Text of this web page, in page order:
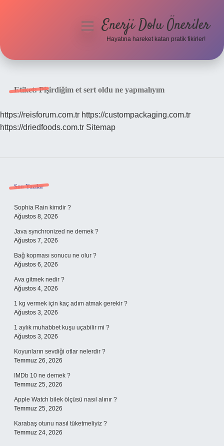
Hakkımızda
menüyüEnerji Dolu Öneriler
Hayatına hareket katan pratik fikirler!
Etiket:Pişirdiğim et sert oldu ne yapmalıyım
https://reisforum.com.tr https://custompackaging.com.tr
https://driedfoods.com.tr Sitemap
Sidebar
Son Yazılar
Sophia Rain kimdir ?
Ağustos 8, 2026
Java synchronized ne demek ?
Ağustos 7, 2026
Bağ kopması sonucu ne olur ?
Ağustos 6, 2026
Ava gitmek nedir ?
Ağustos 4, 2026
1 kg vermek için kaç adım atmak gerekir ?
Ağustos 3, 2026
1 aylık muhabbet kuşu uçabilir mi ?
Ağustos 3, 2026
Koyunların sevdiği otlar nelerdir ?
Temmuz 26, 2026
IMDb 10 ne demek ?
Temmuz 25, 2026
Apple Watch bilek ölçüsü nasıl alınır ?
Temmuz 25, 2026
Karabaş otunu nasıl tüketmeliyiz ?
Temmuz 24, 2026